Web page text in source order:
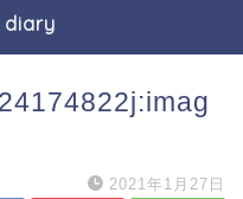
diary
2021年1月27日